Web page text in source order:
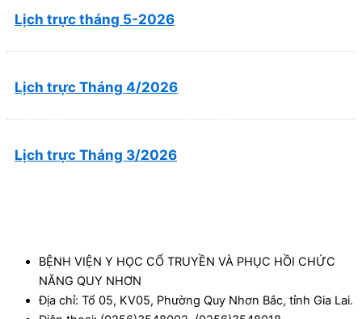
Lịch trực tháng 5-2026
Lịch trực Tháng 4/2026
Lịch trực Tháng 3/2026
BỆNH VIỆN Y HỌC CỔ TRUYỀN VÀ PHỤC HỒI CHỨC
NĂNG QUY NHƠN
Địa chỉ: Tổ 05, KV05, Phường Quy Nhơn Bắc, tỉnh Gia Lai.